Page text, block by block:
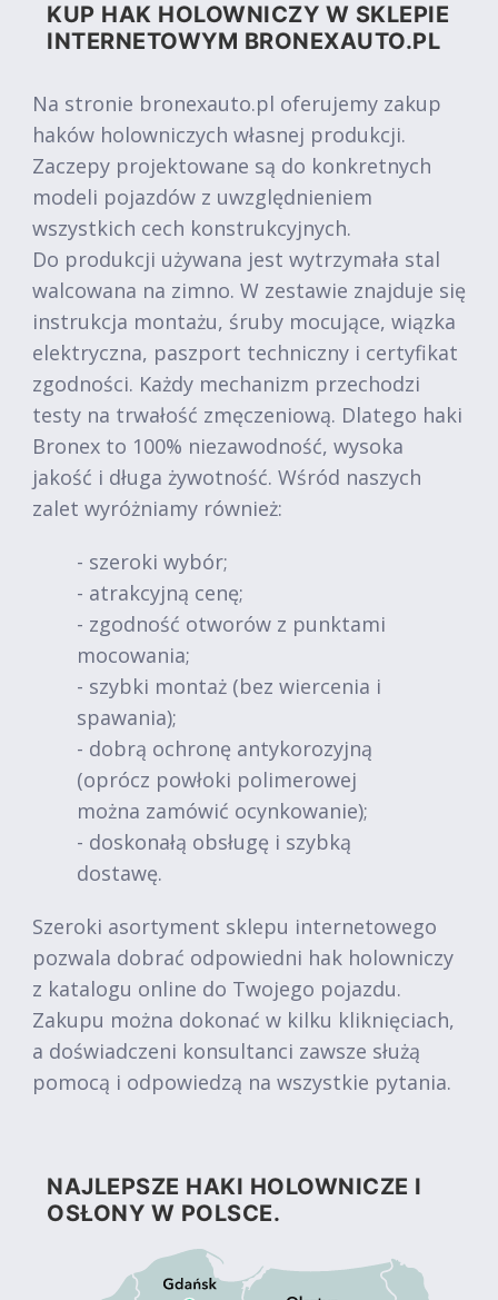
KUP HAK HOLOWNICZY W SKLEPIE
INTERNETOWYM BRONEXAUTO.PL
Na stronie bronexauto.pl oferujemy zakup
haków holowniczych własnej produkcji.
Zaczepy projektowane są do konkretnych
modeli pojazdów z uwzględnieniem
wszystkich cech konstrukcyjnych.
Do produkcji używana jest wytrzymała stal
walcowana na zimno. W zestawie znajduje się
instrukcja montażu, śruby mocujące, wiązka
elektryczna, paszport techniczny i certyfikat
zgodności. Każdy mechanizm przechodzi
testy na trwałość zmęczeniową. Dlatego haki
Bronex to 100% niezawodność, wysoka
jakość i długa żywotność. Wśród naszych
zalet wyróżniamy również:
- szeroki wybór;
- atrakcyjną cenę;
- zgodność otworów z punktami
mocowania;
- szybki montaż (bez wiercenia i
spawania);
- dobrą ochronę antykorozyjną
(oprócz powłoki polimerowej
można zamówić ocynkowanie);
- doskonałą obsługę i szybką
dostawę.
Szeroki asortyment sklepu internetowego
pozwala dobrać odpowiedni hak holowniczy
z katalogu online do Twojego pojazdu.
Zakupu można dokonać w kilku kliknięciach,
a doświadczeni konsultanci zawsze służą
pomocą i odpowiedzą na wszystkie pytania.
NAJLEPSZE HAKI HOLOWNICZE I
OSŁONY W POLSCE.